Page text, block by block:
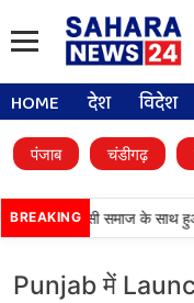
HOME देश विदेश
पंजाब चंडीगढ़
BREAKING
आदिवासी समाज के साथ हुआ,
Punjab में